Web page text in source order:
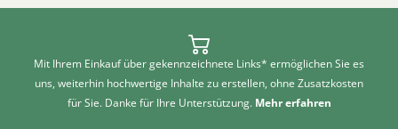
Mit Ihrem Einkauf über gekennzeichnete Links* ermöglichen Sie es
uns, weiterhin hochwertige Inhalte zu erstellen, ohne Zusatzkosten
für Sie. Danke für Ihre Unterstützung. Mehr erfahren